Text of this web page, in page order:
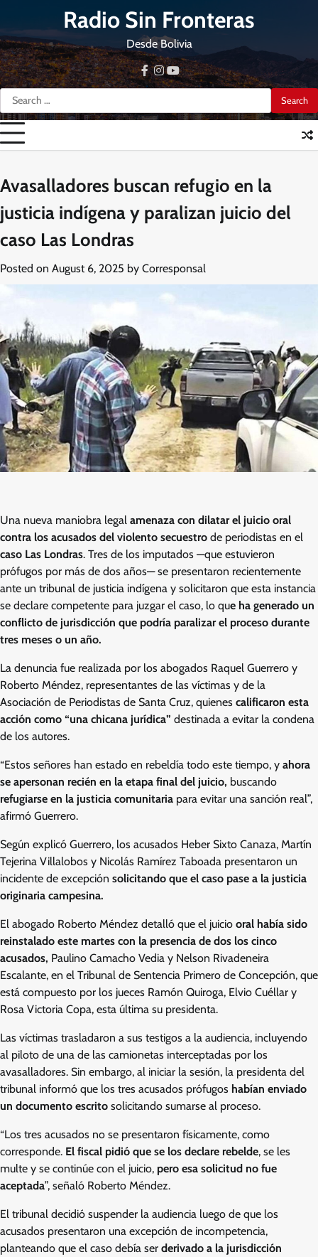
content
Radio Sin Fronteras
Desde Bolivia
Search
for:
facebook
instagram
youtube
Avasalladores buscan refugio en la
justicia indígena y paralizan juicio del
caso Las Londras
Posted on August 6, 2025 by Corresponsal
Una nueva maniobra legal amenaza con dilatar el juicio oral
contra los acusados del violento secuestro de periodistas en el
caso Las Londras. Tres de los imputados —que estuvieron
prófugos por más de dos años— se presentaron recientemente
ante un tribunal de justicia indígena y solicitaron que esta instancia
se declare competente para juzgar el caso, lo que ha generado un
conflicto de jurisdicción que podría paralizar el proceso durante
tres meses o un año.
La denuncia fue realizada por los abogados Raquel Guerrero y
Roberto Méndez, representantes de las víctimas y de la
Asociación de Periodistas de Santa Cruz, quienes calificaron esta
acción como “una chicana jurídica” destinada a evitar la condena
de los autores.
“Estos señores han estado en rebeldía todo este tiempo, y ahora
se apersonan recién en la etapa final del juicio, buscando
refugiarse en la justicia comunitaria para evitar una sanción real”,
afirmó Guerrero.
Según explicó Guerrero, los acusados Heber Sixto Canaza, Martín
Tejerina Villalobos y Nicolás Ramírez Taboada presentaron un
incidente de excepción solicitando que el caso pase a la justicia
originaria campesina.
El abogado Roberto Méndez detalló que el juicio oral había sido
reinstalado este martes con la presencia de dos los cinco
acusados, Paulino Camacho Vedia y Nelson Rivadeneira
Escalante, en el Tribunal de Sentencia Primero de Concepción, que
está compuesto por los jueces Ramón Quiroga, Elvio Cuéllar y
Rosa Victoria Copa, esta última su presidenta.
Las víctimas trasladaron a sus testigos a la audiencia, incluyendo
al piloto de una de las camionetas interceptadas por los
avasalladores. Sin embargo, al iniciar la sesión, la presidenta del
tribunal informó que los tres acusados prófugos habían enviado
un documento escrito solicitando sumarse al proceso.
“Los tres acusados no se presentaron físicamente, como
corresponde. El fiscal pidió que se los declare rebelde, se les
multe y se continúe con el juicio, pero esa solicitud no fue
aceptada”, señaló Roberto Méndez.
El tribunal decidió suspender la audiencia luego de que los
acusados presentaron una excepción de incompetencia,
planteando que el caso debía ser derivado a la jurisdicción